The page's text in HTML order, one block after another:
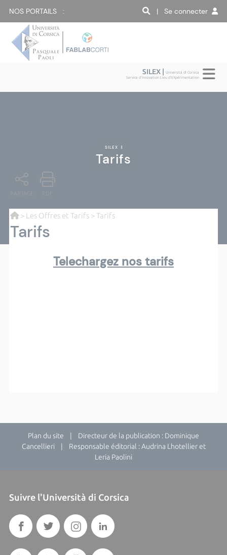
NOS PORTAILS : | Se connecter
SILEX |Università di Corsica
Service d'Innovation Lieu d'EXpérimentation
SILEX |
Tarifs
PARTAGE PDF
> Les Offres et Tarifs> Tarifs
Tarifs
Telechargez nos tarifs
Plan du site | Directeur de la publication : Dominique
Cancellieri | Responsable éditorial : Audrina Lhotellier et
Leria Paolini
Suivre l'Università di Corsica